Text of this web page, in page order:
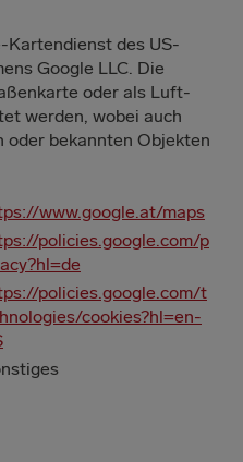
Kartendienst des US-
Google LLC. Die
oder als Luft-
werden, wobei auch
bekannten Objekten
www.google.at/maps
policies.google.com/p
policies.google.com/t
cookies?hl=en-